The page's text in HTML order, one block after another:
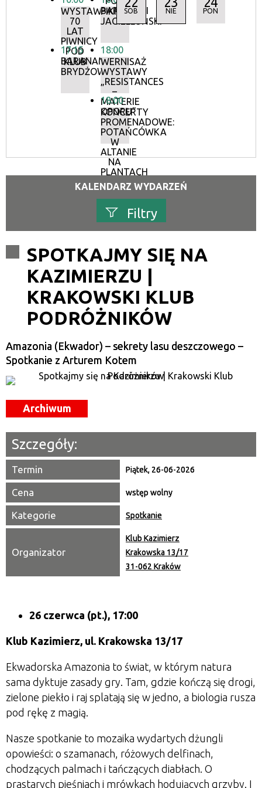
WYSTAWA:
70
LAT
PIWNICY
POD
BARANAMI
17:15
KLUB
BRYDŻOWY
BARANAMI
PIKNIK
JAGIELLOŃSKI
18:00
WERNISAŻ
WYSTAWY
„RESISTANCES
–
MATERIE
OPORU”
18:00
KONCERTY
PROMENADOWE:
POTAŃCÓWKA
W
ALTANIE
NA
PLANTACH
SOB NIE PON
KALENDARZ WYDARZEŃ
Filtry
Kategoria
Trwające w zakresie
—
Miejsce
Organizator
SPOTKAJMY SIĘ NA
KAZIMIERZU |
KRAKOWSKI KLUB
PODRÓŻNIKÓW
Amazonia (Ekwador) – sekrety lasu deszczowego –
Spotkanie z Arturem Kotem
Archiwum
Szczegóły:
Termin Piątek, 26-06-2026
Cena wstęp wolny
Kategorie Spotkanie
Organizator
Klub Kazimierz
Krakowska 13/17
31-062 Kraków
26 czerwca (pt.), 17:00
Klub Kazimierz, ul. Krakowska 13/17
Ekwadorska Amazonia to świat, w którym natura
sama dyktuje zasady gry. Tam, gdzie kończą się drogi,
zielone piekło i raj splatają się w jedno, a biologia rusza
pod rękę z magią.
Nasze spotkanie to mozaika wydartych dżungli
opowieści: o szamanach, różowych delfinach,
chodzących palmach i tańczących diabłach. O
prastarych pieśniach i mrówkach hodujących grzyby. I